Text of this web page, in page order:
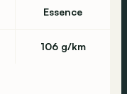
Essence
106 g/km